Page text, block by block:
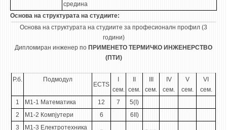
I ЦИКЛУС - ДОДИПЛОМСКИ
II ЦИКЛУС - ПОСЛЕДИПЛОМСКИ
СООПШТЕНИЈА
средина
Основа на структурата на студиите:
Основа на структурата на студиите за професионалн профил (3
години)
Дипломиран инженер по ПРИМЕНЕТО ТЕРМИЧКО ИНЖЕНЕРСТВО
(ПТИ)
Р.б. Подмодул
ECTS
сем. сем.
сем.
IV
сем.
V
сем.
VI
сем.
1
М1-1 Математика 12 7
5(I)
2
М1-2 Компјутери 6
6II)
3
М1-3 Електротехника